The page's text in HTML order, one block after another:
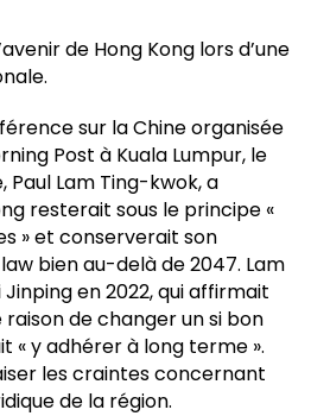
de Hong Kong lors d’une
sur la Chine organisée
Post à Kuala Lumpur, le
Lam Ting-kwok, a
resterait sous le principe «
» et conserverait son
bien au-delà de 2047. Lam
en 2022, qui affirmait
raison de changer un si bon
« y adhérer à long terme ».
les craintes concernant
de la région.